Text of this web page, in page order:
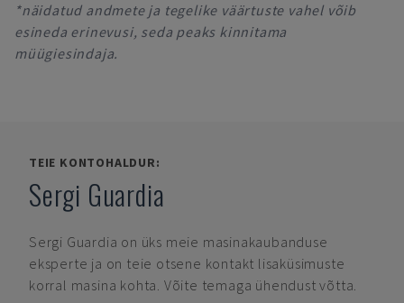
*näidatud andmete ja tegelike väärtuste vahel võib
esineda erinevusi, seda peaks kinnitama
müügiesindaja.
TEIE KONTOHALDUR:
Sergi Guardia
Sergi Guardia on üks meie masinakaubanduse
eksperte ja on teie otsene kontakt lisaküsimuste
korral masina kohta. Võite temaga ühendust võtta.